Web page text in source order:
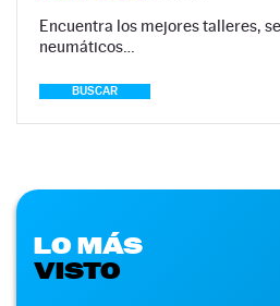
Encuentra los mejores talleres,
neumáticos…
BUSCAR
LO MÁS
VISTO